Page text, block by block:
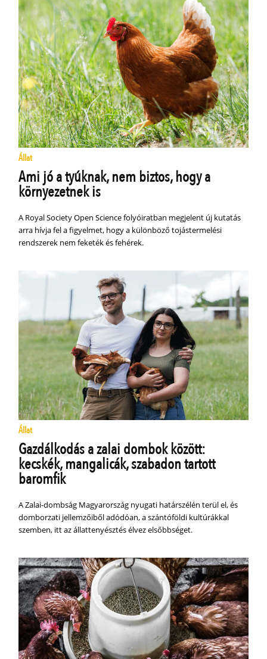
Állat
Ami jó a tyúknak, nem biztos, hogy a
környezetnek is
A Royal Society Open Science folyóiratban megjelent új kutatás
arra hívja fel a figyelmet, hogy a különböző tojástermelési
rendszerek nem feketék és fehérek.
Állat
Gazdálkodás a zalai dombok között:
kecskék, mangalicák, szabadon tartott
baromfik
A Zalai-dombság Magyarország nyugati határszélén terül el, és
domborzati jellemzőiből adódóan, a szántóföldi kultúrákkal
szemben, itt az állattenyésztés élvez elsőbbséget.